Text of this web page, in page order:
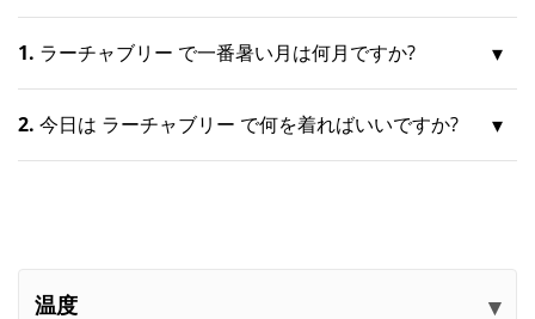
1. ラーチャブリー で一番暑い月は何月ですか?
2. 今日は ラーチャブリー で何を着ればいいですか?
温度